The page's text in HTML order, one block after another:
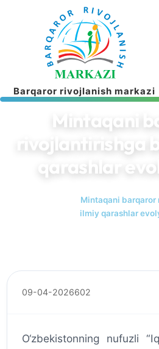
Barqaror rivojlanish markazi
Sayt
Mintaqani
rivojlantirishga
qarashlar
Mintaqani barqaror
ilmiy qarashlar
09-04-2026602
O‘zbekistonning nufuzli